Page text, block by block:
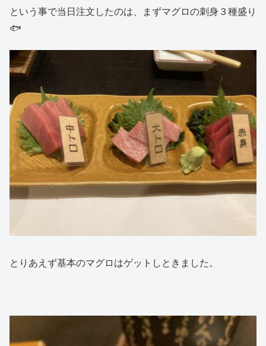
という事で当日注文したのは、まずマグロの刺身３種盛り
🐟
とりあえず基本のマグロはゲットしときました。